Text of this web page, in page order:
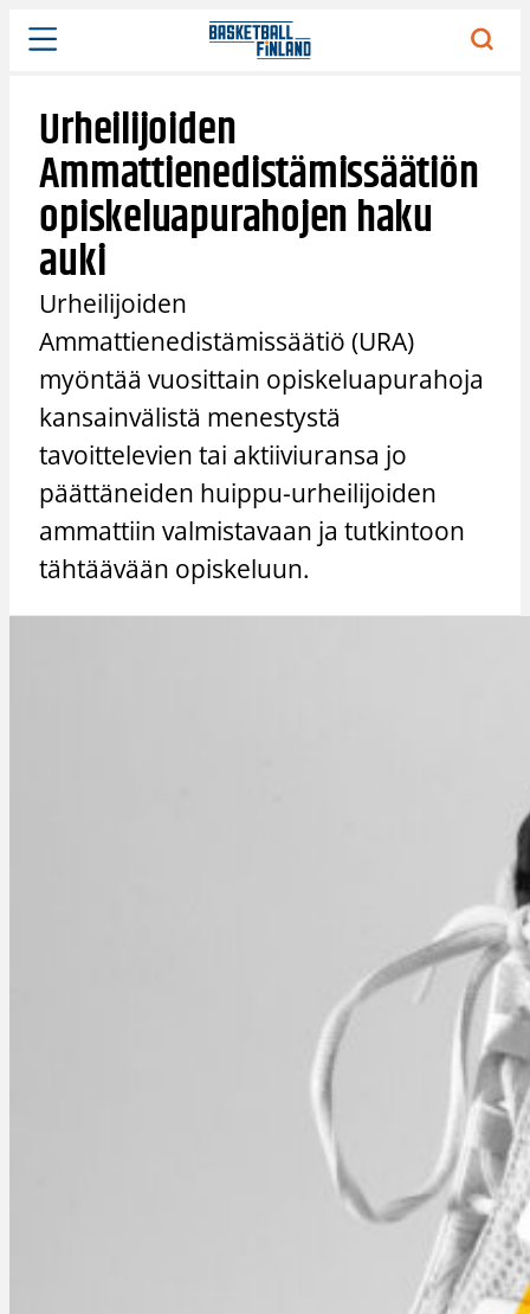
Siirry
sisältöön
Urheilijoiden
Ammattienedistämissäätiön
opiskeluapurahojen haku
auki
Urheilijoiden
Ammattienedistämissäätiö (URA)
myöntää vuosittain opiskeluapurahoja
kansainvälistä menestystä
tavoittelevien tai aktiiviuransa jo
päättäneiden huippu-urheilijoiden
ammattiin valmistavaan ja tutkintoon
tähtäävään opiskeluun.